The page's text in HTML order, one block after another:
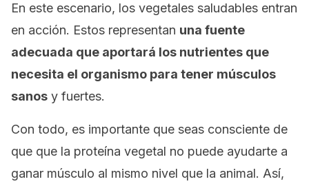
En este escenario, los vegetales saludables entran
en acción. Estos representan una fuente
adecuada que aportará los nutrientes que
necesita el organismo para tener músculos
sanos y fuertes.
Con todo, es importante que seas consciente de
que que la proteína vegetal no puede ayudarte a
ganar músculo al mismo nivel que la animal. Así,